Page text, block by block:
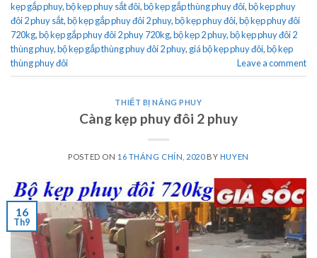
kẹp gắp phuy,bộ kẹp phuy sắt đôi,bộ kẹp gắp thùng phuy đôi,bộ kẹp phuy
đôi 2 phuy sắt,bộ kẹp gắp phuy đôi 2 phuy,bộ kẹp phuy đôi,bộ kẹp phuy đôi
720kg,bộ kẹp gắp phuy đôi 2 phuy 720kg,bộ kẹp 2 phuy,bộ kẹp phuy đôi 2
thùng phuy,bộ kẹp gắp thùng phuy đôi 2 phuy, giá bộ kẹp phuy đôi,bộ kẹp
thùng phuy đôi
Leave a comment
THIẾT BỊ NÂNG PHUY
Càng kẹp phuy đôi 2 phuy
POSTED ON 16 THÁNG CHÍN, 2020BY HUYEN
16
Th9